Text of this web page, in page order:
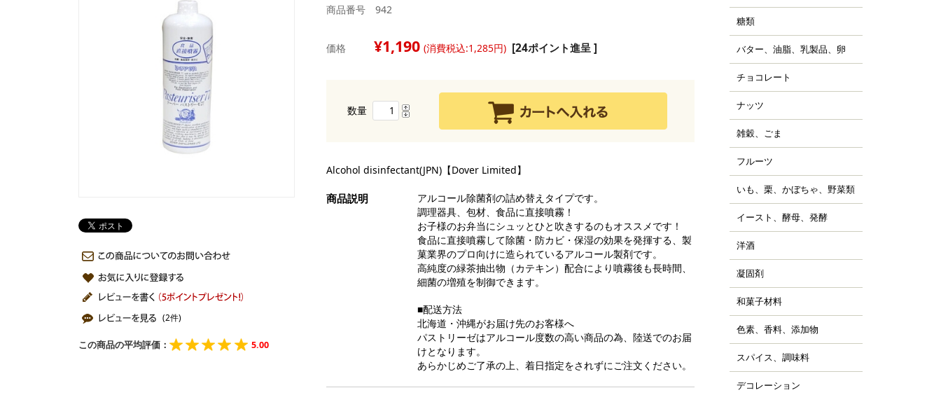
商品番号 942
価格 1,190 (消費税込:1,285円) [24ポイント進呈 ]
数量
Alcohol disinfectant(JPN)【Dover Limited】
アルコール除菌剤の詰め替えタイプです。
調理器具、包材、食品に直接噴霧！
お子様のお弁当にシュッとひと吹きするのもオススメです！
食品に直接噴霧して除菌・防カビ・保湿の効果を発揮する、製
菓業界のプロ向けに造られているアルコール製剤です。
高純度の緑茶抽出物（カテキン）配合により噴霧後も長時間、
細菌の増殖を制御できます。
■配送方法
北海道・沖縄がお届け先のお客様へ
パストリーゼはアルコール度数の高い商品の為、陸送でのお届
けとなります。
あらかじめご了承の上、着日指定をされずにご注文ください。
(2件)
この商品の平均評価： 5.00
糖類
水飴、はちみつ、メープ
バター、油脂、乳製品、卵
チョコレート
ら選ぶ
すべて見る
ナッツ
雑穀、ごま
フルーツ
ジャム、スプレッド、ソ
ース
冷凍フルーツ、ピューレ
すべて見る
いも、栗、かぼちゃ、野菜類
かぼちゃ
その他の野菜、野菜加工
品
イースト、酵母、発酵
モルトパウダー
イースト
天然酵母
すべて見る
洋酒
リキュール類
ブランデー、ラム
凝固剤
寒天
和菓子材料
きな粉、抹茶、お茶
よもぎ、桜、葉類
色素、香料、添加物
エッセンス、香料
膨張剤（ベーキングパウ
スパイス、調味料
塩、ペッパー
デコレーション
トッピング、飾り